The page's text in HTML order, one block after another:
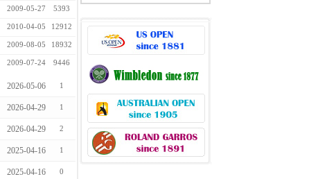
2009-05-27 5393
2010-04-05 12912
2009-08-05 18932
2009-07-24 9446
2026-05-06 1
2026-04-29 1
2026-04-29 2
2025-04-16 1
2025-04-16 0